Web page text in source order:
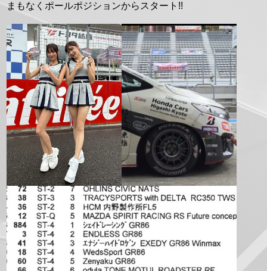
まもなくポールポジションからスタート!!